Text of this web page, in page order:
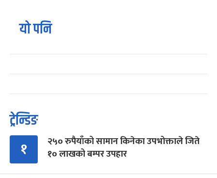
यो पनि
ट्रेन्डिङ
१
२५० रुपैयाँको सामान किनेका उपभोक्ताले जिते
१० लाखको बम्पर उपहार